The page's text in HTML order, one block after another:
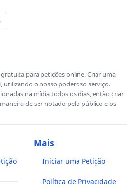
para petições online. Criar uma
utilizando o nosso poderoso serviço.
na mídia todos os dias, então criar
de ser notado pelo público e os
Mais
Iniciar uma Petição
Política de Privacidade